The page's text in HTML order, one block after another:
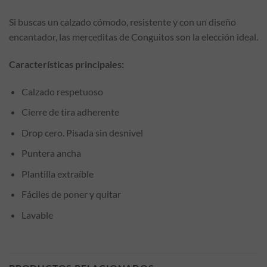
Si buscas un calzado cómodo, resistente y con un diseño
encantador, las merceditas de Conguitos son la elección ideal.
Características principales:
Calzado respetuoso
Cierre de tira adherente
Drop cero. Pisada sin desnivel
Puntera ancha
Plantilla extraíble
Fáciles de poner y quitar
Lavable